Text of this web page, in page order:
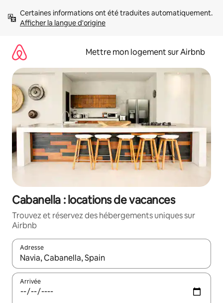
directement
Afficher la langue d'origine
Mettre mon logement sur Airbnb
Cabanella : locations de vacances
Trouvez et réservez des hébergements uniques sur
Airbnb
Adresse
Lorsque les résultats s'affichent, utilisez les flèches vers le
Arrivée